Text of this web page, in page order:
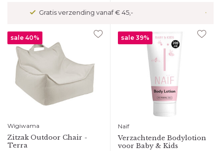
Veilig betalen met kopersbescherming
sale 40%
Wigiwama
Zitzak Outdoor Chair -
Terra
sale 39%
Naïf
Verzachtende Bodylotion
voor Baby & Kids